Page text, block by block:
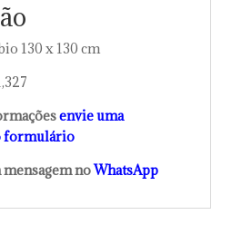
130 x 130 cm
envie uma
formulário
noWhatsApp